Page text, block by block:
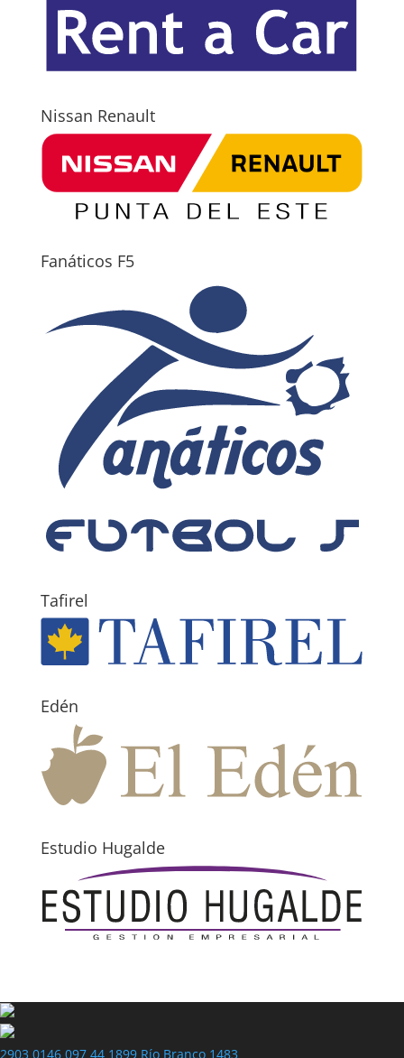
Nissan Renault
Fanáticos F5
Tafirel
Edén
Estudio Hugalde
2903 0146 097 44 1899 Río Branco 1483